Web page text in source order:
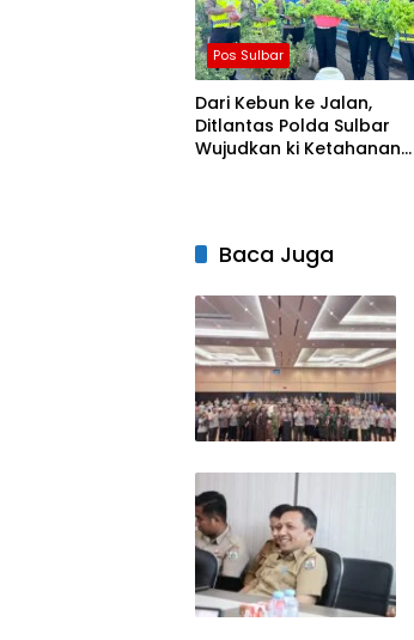
Pos Sulbar
Dari Kebun ke Jalan,
Ditlantas Polda Sulbar
Wujudkan ki Ketahanan
Baca Juga